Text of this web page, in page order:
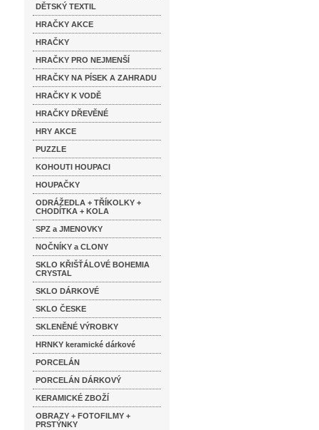
DĚTSKÝ TEXTIL
HRAČKY AKCE
HRAČKY
HRAČKY PRO NEJMENŠÍ
HRAČKY NA PÍSEK A ZAHRADU
HRAČKY K VODĚ
HRAČKY DŘEVĚNÉ
HRY AKCE
PUZZLE
KOHOUTI HOUPACI
HOUPAČKY
ODRÁŽEDLA + TŘÍKOLKY +
CHODÍTKA + KOLA
SPZ a JMENOVKY
NOČNÍKY a CLONY
SKLO KŘIŠŤÁLOVÉ BOHEMIA
CRYSTAL
SKLO DÁRKOVÉ
SKLO ČESKE
SKLENĚNÉ VÝROBKY
HRNKY keramické dárkové
PORCELÁN
PORCELÁN DÁRKOVÝ
KERAMICKÉ ZBOŽÍ
OBRAZY + FOTOFILMY +
PRSTÝNKY